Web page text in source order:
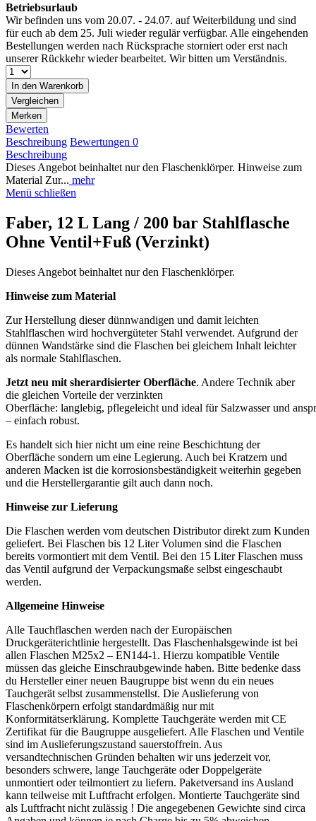
Betriebsurlaub
Wir befinden uns vom 20.07. - 24.07. auf Weiterbildung und sind
für euch ab dem 25. Juli wieder regulär verfügbar. Alle eingehenden
Bestellungen werden nach Rücksprache storniert oder erst nach
unserer Rückkehr wieder bearbeitet. Wir bitten um Verständnis.
In den Warenkorb
Vergleichen
Merken
Bewerten
Beschreibung Bewertungen 0
Beschreibung
Dieses Angebot beinhaltet nur den Flaschenklörper. Hinweise zum
Material Zur... mehr
Menü schließen
Faber, 12 L Lang / 200 bar Stahlflasche
Ohne Ventil+Fuß (Verzinkt)
Dieses Angebot beinhaltet nur den Flaschenklörper.
Hinweise zum Material
Zur Herstellung dieser dünnwandigen und damit leichten
Stahlflaschen wird hochvergüteter Stahl verwendet. Aufgrund der
dünnen Wandstärke sind die Flaschen bei gleichem Inhalt leichter
als normale Stahlflaschen.
Jetzt neu mit sherardisierter Oberfläche. Andere Technik aber
die gleichen Vorteile der verzinkten
Oberfläche: langlebig, pflegeleicht und ideal für Salzwasserund
– einfach robust.
Es handelt sich hier nicht um eine reine Beschichtung der
Oberfläche sondern um eine Legierung. Auch bei Kratzern und
anderen Macken ist die korrosionsbeständigkeit weiterhin gegeben
und die Herstellergarantie gilt auch dann noch.
Hinweise zur Lieferung
Die Flaschen werden vom deutschen Distributor direkt zum Kunden
geliefert. Bei Flaschen bis 12 Liter Volumen sind die Flaschen
bereits vormontiert mit dem Ventil. Bei den 15 Liter Flaschen muss
das Ventil aufgrund der Verpackungsmaße selbst eingeschaubt
werden.
Allgemeine Hinweise
Alle Tauchflaschen werden nach der Europäischen
Druckgeräterichtlinie hergestellt. Das Flaschenhalsgewinde ist bei
allen Flaschen M25x2 – EN144-1. Hierzu kompatible Ventile
müssen das gleiche Einschraubgewinde haben. Bitte bedenke dass
du Hersteller einer neuen Baugruppe bist wenn du ein neues
Tauchgerät selbst zusammenstellst. Die Auslieferung von
Flaschenkörpern erfolgt standardmäßig nur mit
Konformitätserklärung. Komplette Tauchgeräte werden mit CE
Zertifikat für die Baugruppe ausgeliefert. Alle Flaschen und Ventile
sind im Auslieferungszustand sauerstoffrein. Aus
versandtechnischen Gründen behalten wir uns jederzeit vor,
besonders schwere, lange Tauchgeräte oder Doppelgeräte
unmontiert oder teilmontiert zu liefern. Paketversand ins Ausland
kann teilweise mit Luftfracht erfolgen. Montierte Tauchgeräte sind
als Luftfracht nicht zulässig ! Die angegebenen Gewichte sind circa